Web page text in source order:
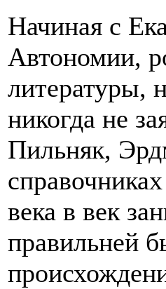
Начиная с
Автономии,
литературы,
никогда не
Пильняк,
века в век
правильней